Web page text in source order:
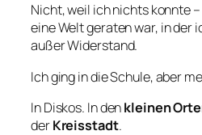
Nicht, weil ich nichts konnte
eine Welt geraten war, in der
außer Widerstand.
Ich ging in die Schule, aber
In Diskos. In denkleinen
derKreisstadt.